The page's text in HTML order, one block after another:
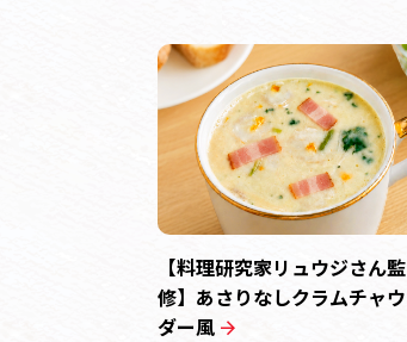
【料理研究家リュウジさん監
修】あさりなしクラムチャウ
ダー風